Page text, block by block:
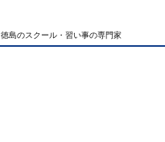
徳島のスクール・習い事の専門家